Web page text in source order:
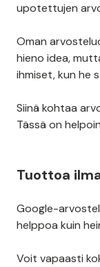
upotettujen
Oman
hieno idea,
ihmiset, kun he
Siinä kohtaa
Tässä on
Tuottoa
Google-
helppoa kuin
Voit vapaasti